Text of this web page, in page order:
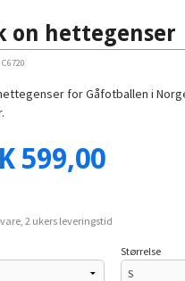
on hettegenser
C6720
for Gåfotballen i
599,00
2 ukers leveringstid
Størrelse